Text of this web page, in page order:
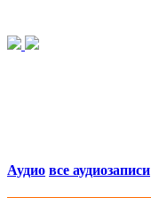
Аудио все аудиозаписи